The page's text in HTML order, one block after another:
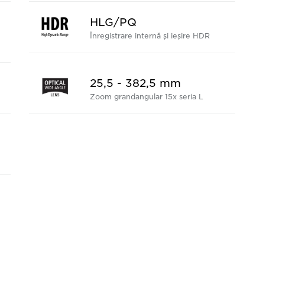
HLG/PQ
Înregistrare internă şi ieşire HDR
25,5 - 382,5 mm
Zoom grandangular 15x seria L